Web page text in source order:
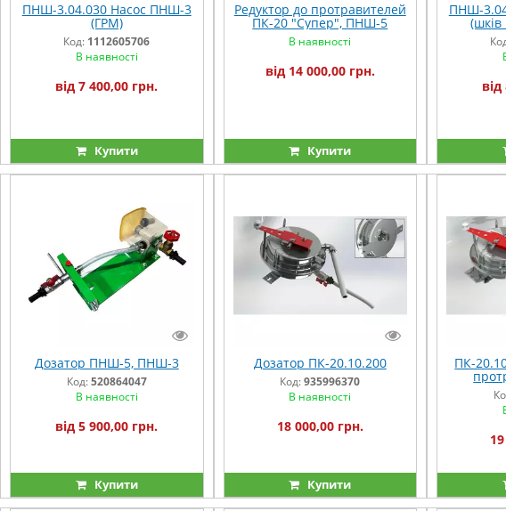
ПНШ-3.04.030 Насос ПНШ-3
(ГРМ)
Код: 1112605706
В наявності
від 7 400,00 грн.
Купити
Редуктор до протравителей
ПК-20 "Супер", ПНШ-5
"Господар" и погрузчиков
НЗ-60
В наявності
від 14 000,00 грн.
Купити
ПНШ-
Дозатор ПНШ-5, ПНШ-3
Код:520864047
В наявності
від 5 900,00 грн.
Купити
Дозатор ПК-20.10.200
Код:935996370
В наявності
18 000,00 грн.
Купити
ПК-